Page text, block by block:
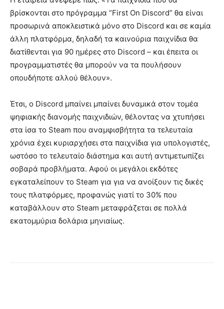
βρίσκονται στο πρόγραμμα “First On Discord” θα είναι
προσωρινά αποκλειστικά μόνο στο Discord και σε καμία
άλλη πλατφόρμα, δηλαδή τα καινούρια παιχνίδια θα
διατίθενται για 90 ημέρες στο Discord – και έπειτα οι
προγραμματιστές θα μπορούν να τα πουλήσουν
οπουδήποτε αλλού θέλουν».
Έτσι, ο Discord μπαίνει μπαίνει δυναμικά στον τομέα
ψηφιακής διανομής παιχνιδιών, θέλοντας να χτυπήσει
στα ίσα το Steam που αναμφισβήτητα τα τελευταία
χρόνια έχει κυριαρχήσει στα παιχνίδια για υπολογιστές,
ωστόσο το τελευταίο διάστημα και αυτή αντιμετωπίζει
σοβαρά προβλήματα. Αφού οι μεγάλοι εκδότες
εγκαταλείπουν το Steam για για να ανοίξουν τις δικές
τους πλατφόρμες, προφανώς γιατί το 30% που
καταβάλλουν στο Steam μεταφράζεται σε πολλά
εκατομμύρια δολάρια μηνιαίως.